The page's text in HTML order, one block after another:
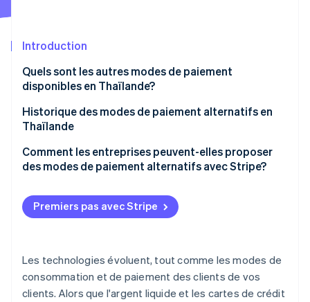
Climate
Identity
Vérification de l'identité
Stripe Sessions 2026
l’IA.
Regarder
Partenaires
Introduction
Quels sont les autres modes de paiement
disponibles en Thaïlande?
Banque mobile
Portefeuilles numériques
Liens de paiement
Passerelles de paiement
Paiement à la livraison (COD)
Historique des modes de paiement alternatifs en
Thaïlande
Comment les entreprises peuvent-elles proposer
des modes de paiement alternatifs avec Stripe?
Premiers pas avec Stripe
Les technologies évoluent, tout comme les modes de
consommation et de paiement des clients de vos
clients. Alors que l'argent liquide et les cartes de crédit